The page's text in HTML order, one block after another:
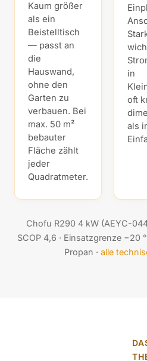
Kaum größer
als ein
Beistelltisch
— passt an
die
Hauswand,
ohne den
Garten zu
verbauen. Bei
max. 50 m²
bebauter
Fläche zählt
jeder
Quadratmeter.
in
oft
als
Chofu R290 4 kW (AEYC-
SCOP 4,6 · Einsatzgrenze −20
Propan · alle